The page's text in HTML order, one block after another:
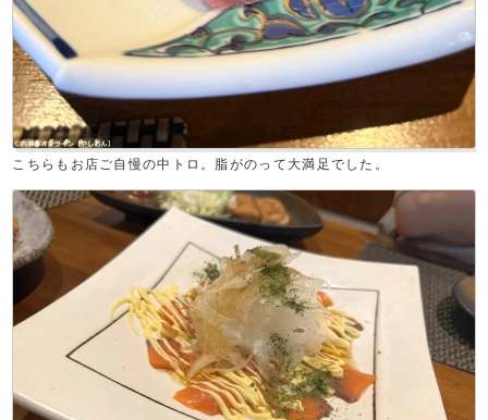
こちらもお店ご自慢の中トロ。脂がのって大満足でした。